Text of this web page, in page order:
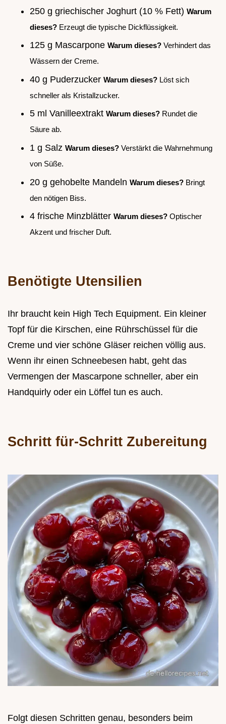
250 g griechischer Joghurt (10 % Fett) Warum
dieses? Erzeugt die typische Dickflüssigkeit.
125 g Mascarpone Warum dieses? Verhindert das
Wässern der Creme.
40 g Puderzucker Warum dieses? Löst sich
schneller als Kristallzucker.
5 ml Vanilleextrakt Warum dieses? Rundet die
Säure ab.
1 g Salz Warum dieses? Verstärkt die Wahrnehmung
von Süße.
20 g gehobelte Mandeln Warum dieses? Bringt
den nötigen Biss.
4 frische Minzblätter Warum dieses? Optischer
Akzent und frischer Duft.
Benötigte Utensilien
Ihr braucht kein High Tech Equipment. Ein kleiner
Topf für die Kirschen, eine Rührschüssel für die
Creme und vier schöne Gläser reichen völlig aus.
Wenn ihr einen Schneebesen habt, geht das
Vermengen der Mascarpone schneller, aber ein
Handquirly oder ein Löffel tun es auch.
Schritt für-Schritt Zubereitung
Folgt diesen Schritten genau, besonders beim